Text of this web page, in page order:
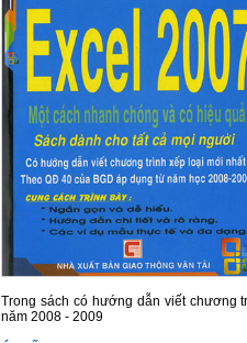
Trong sách có hướng dẫn viết chương
năm 2008 - 2009